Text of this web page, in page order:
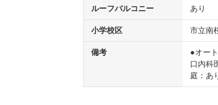
ルーフバルコニー あり
小学校区 市立南
備考
●オー
口内科
庭：あ